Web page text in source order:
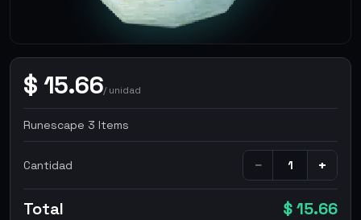
$ 15.66/unidad
Runescape 3 Items
Cantidad − +
Total $ 15.66